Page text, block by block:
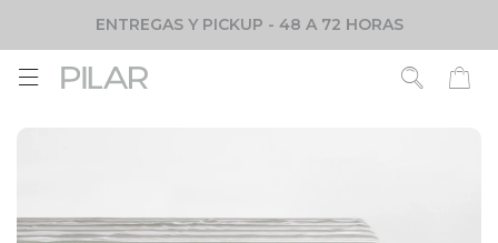
ENTREGAS Y PICKUP - 48 A 72 HORAS
